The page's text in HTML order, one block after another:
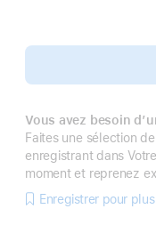
Vous avez besoin
Faites une sélection
enregistrant dans
moment et reprenez
Enregistrer pour